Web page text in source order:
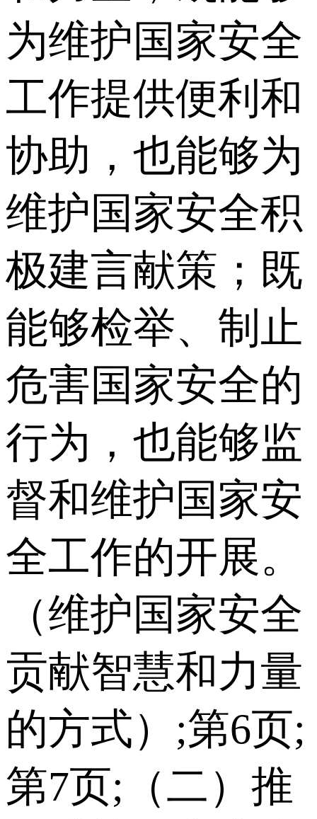
为维护国家安全
工作提供便利和
协助，也能够为
维护国家安全积
极建言献策；既
能够检举、制止
危害国家安全的
行为，也能够监
督和维护国家安
全工作的开展。
（维护国家安全
贡献智慧和力量
的方式）;第6页;
第7页;（二）推